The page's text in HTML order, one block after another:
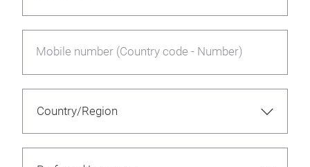
Mobile number (Country code - Number)